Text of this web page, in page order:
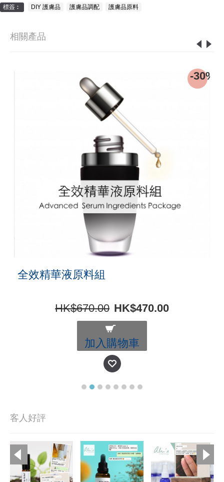
標簽︰ DIY 護膚品 護膚品調配 護膚品原料
相關產品
-30%
全效精華液原料組
HK$670.00 HK$470.00
加入購物車
客人好評